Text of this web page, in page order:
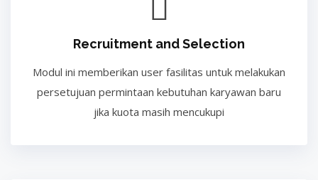
Recruitment and Selection
Modul ini memberikan user fasilitas untuk melakukan
persetujuan permintaan kebutuhan karyawan baru
jika kuota masih mencukupi